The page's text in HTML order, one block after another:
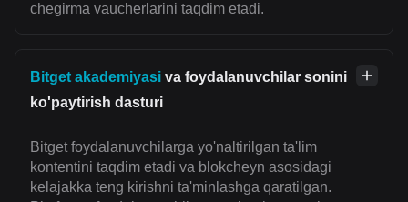
chegirma vaucherlarini taqdim etadi.
Bitget akademiyasi va foydalanuvchilar sonini
ko'paytirish dasturi
Bitget foydalanuvchilarga yo'naltirilgan ta'lim
kontentini taqdim etadi va blokcheyn asosidagi
kelajakka teng kirishni ta'minlashga qaratilgan.